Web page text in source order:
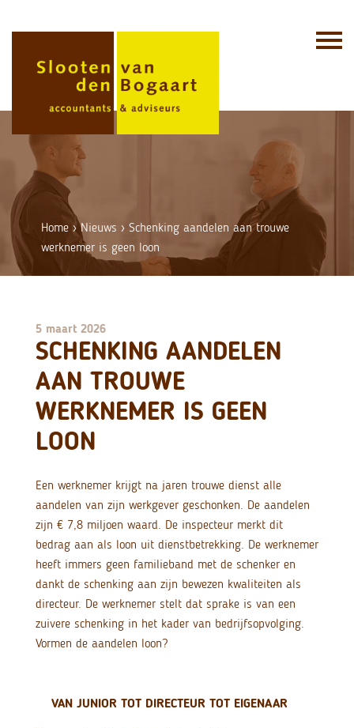
Home ›Nieuws ›Schenking aandelen aan trouwe
werknemer is geen loon
5 maart 2026
SCHENKING AANDELEN
AAN TROUWE
WERKNEMER IS GEEN
LOON
Een werknemer krijgt na jaren trouwe dienst alle
aandelen van zijn werkgever geschonken. De aandelen
zijn € 7,8 miljoen waard. De inspecteur merkt dit
bedrag aan als loon uit dienstbetrekking. De werknemer
heeft immers geen familieband met de schenker en
dankt de schenking aan zijn bewezen kwaliteiten als
directeur. De werknemer stelt dat sprake is van een
zuivere schenking in het kader van bedrijfsopvolging.
Vormen de aandelen loon?
VAN JUNIOR TOT DIRECTEUR TOT EIGENAAR